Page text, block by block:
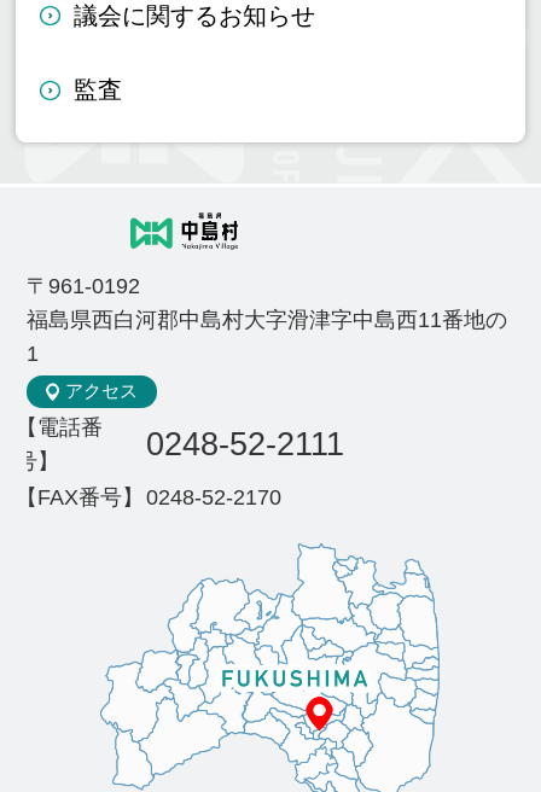
議会に関するお知らせ
監査
〒961-0192
福島県西白河郡中島村大字滑津字中島西11番地の
1
アクセス
【電話番
号】
0248-52-2111
【FAX番号】 0248-52-2170